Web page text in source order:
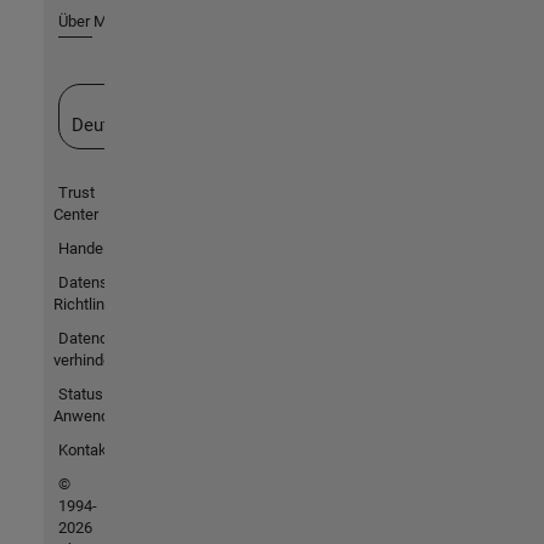
Über MathWorks
Deutschland
Trust
Center
Handelsmarken
Datenschutz-
Richtlinien
Datendiebstahl
verhindern
Status von
Anwendungen
Kontakt
©
1994-
2026